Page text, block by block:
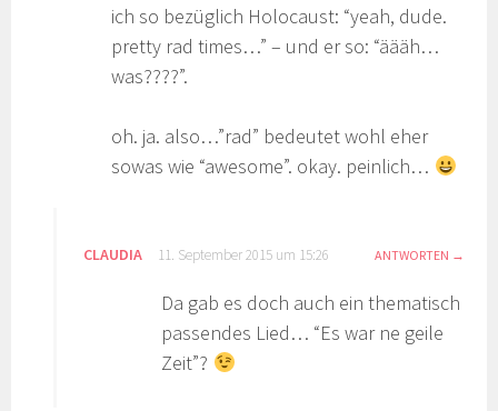
ich so bezüglich Holocaust: “yeah, dude.
pretty rad times…” – und er so: “äääh…
was????”.
oh. ja. also…”rad” bedeutet wohl eher
sowas wie “awesome”. okay. peinlich…
CLAUDIA 11. September 2015 um 15:26 ANTWORTEN
Da gab es doch auch ein thematisch
passendes Lied… “Es war ne geile
Zeit”?